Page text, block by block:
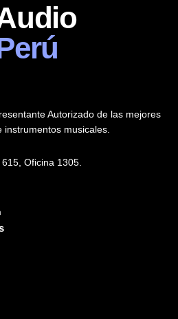
Autorizado de las mejores
musicales.
Oficina 1305.